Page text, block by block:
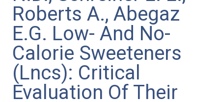
Roberts A., Abegaz
E.G. Low- And No-
Calorie Sweeteners
(Lncs): Critical
Evaluation Of Their